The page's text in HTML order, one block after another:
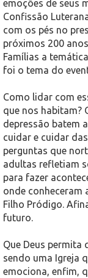
emoções de seus
Confissão
com os pés no
próximos 200
Famílias a
foi o tema do
Como lidar com
que nos habitam?
depressão batem
cuidar e cuidar
perguntas que
adultas refletiam
para fazer
onde conheceram
Filho Pródigo.
futuro.
Que Deus permita
sendo uma Igreja
emociona, enfim,